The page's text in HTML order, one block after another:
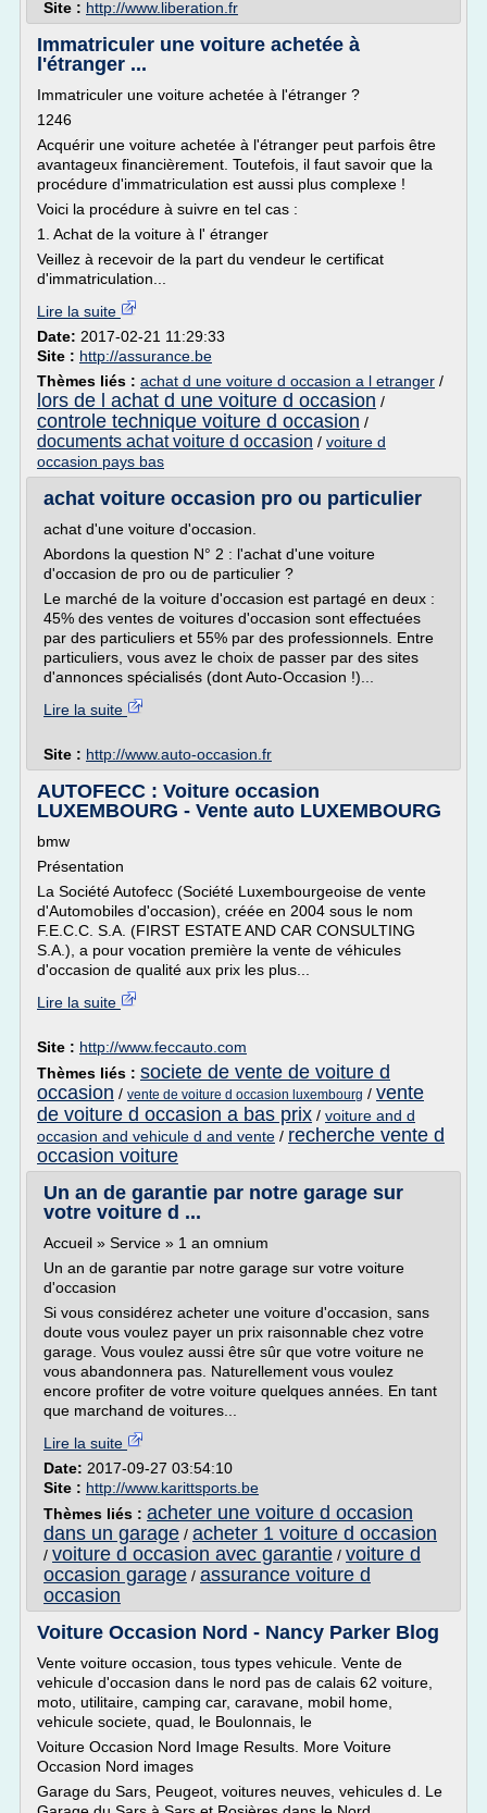
Site : http://www.liberation.fr
Immatriculer une voiture achetée à
l'étranger ...
Immatriculer une voiture achetée à l'étranger ?
1246
Acquérir une voiture achetée à l'étranger peut parfois être
avantageux financièrement. Toutefois, il faut savoir que la
procédure d'immatriculation est aussi plus complexe !
Voici la procédure à suivre en tel cas :
1. Achat de la voiture à l' étranger
Veillez à recevoir de la part du vendeur le certificat
d'immatriculation...
Lire la suite
Date: 2017-02-21 11:29:33
Site : http://assurance.be
Thèmes liés : achat d une voiture d occasion a l etranger /
lors de l achat d une voiture d occasion /
controle technique voiture d occasion /
documents achat voiture d occasion / voiture d
occasion pays bas
achat voiture occasion pro ou particulier
achat d'une voiture d'occasion.
Abordons la question N° 2 : l'achat d'une voiture
d'occasion de pro ou de particulier ?
Le marché de la voiture d'occasion est partagé en deux :
45% des ventes de voitures d'occasion sont effectuées
par des particuliers et 55% par des professionnels. Entre
particuliers, vous avez le choix de passer par des sites
d'annonces spécialisés (dont Auto-Occasion !)...
Lire la suite
Site : http://www.auto-occasion.fr
AUTOFECC : Voiture occasion
LUXEMBOURG - Vente auto LUXEMBOURG
bmw
Présentation
La Société Autofecc (Société Luxembourgeoise de vente
d'Automobiles d'occasion), créée en 2004 sous le nom
F.E.C.C. S.A. (FIRST ESTATE AND CAR CONSULTING
S.A.), a pour vocation première la vente de véhicules
d'occasion de qualité aux prix les plus...
Lire la suite
Site : http://www.feccauto.com
Thèmes liés : societe de vente de voiture d
occasion / vente de voiture d occasion luxembourg / vente
de voiture d occasion a bas prix / voiture and d
occasion and vehicule d and vente / recherche vente d
occasion voiture
Un an de garantie par notre garage sur
votre voiture d ...
Accueil » Service » 1 an omnium
Un an de garantie par notre garage sur votre voiture
d'occasion
Si vous considérez acheter une voiture d'occasion, sans
doute vous voulez payer un prix raisonnable chez votre
garage. Vous voulez aussi être sûr que votre voiture ne
vous abandonnera pas. Naturellement vous voulez
encore profiter de votre voiture quelques années. En tant
que marchand de voitures...
Lire la suite
Date: 2017-09-27 03:54:10
Site : http://www.karittsports.be
Thèmes liés : acheter une voiture d occasion
dans un garage / acheter 1 voiture d occasion
/ voiture d occasion avec garantie / voiture d
occasion garage / assurance voiture d
occasion
Voiture Occasion Nord - Nancy Parker Blog
Vente voiture occasion, tous types vehicule. Vente de
vehicule d'occasion dans le nord pas de calais 62 voiture,
moto, utilitaire, camping car, caravane, mobil home,
vehicule societe, quad, le Boulonnais, le
Voiture Occasion Nord Image Results. More Voiture
Occasion Nord images
Garage du Sars, Peugeot, voitures neuves, vehicules d. Le